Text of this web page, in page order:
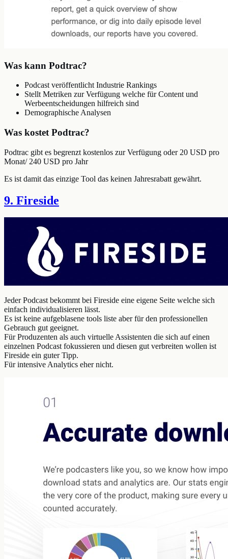
Was kann Podtrac?
Podcast veröffentlicht Industrie Rankings
Stellt Metriken zur Verfügung welche für Content und
Werbeentscheidungen hilfreich sind
Demographische Analysen
Was kostet Podtrac?
Podtrac gibt es begrenzt kostenlos zur Verfügung oder 20 USD pro
Monat/ 240 USD pro Jahr
Es ist damit das einzige Tool das keinen Jahresrabatt gewährt.
9. Fireside
Jeder Podcast bekommt bei Fireside eine eigene Seite welche sich
einfach individualisieren lässt.
Es ist keine aufgeblasene tools liste aber für den professionellen
Gebrauch gut geeignet.
Für Produzenten als auch virtuelle Assistenten die sich auf einen
einzelnen Podcast fokussieren und diesen gut verbreiten wollen ist
Fireside ein guter Tipp.
Für intensive Analytics eher nicht.